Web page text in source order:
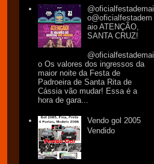
@oficialfestademai
o@oficialfestadem
aio ATENÇÃO,
SANTA CRUZ!
@oficialfestademai
o Os valores dos ingressos da
maior noite da Festa de
Padroeira de Santa Rita de
Cássia vão mudar! Essa é a
hora de gara...
Vendo gol 2005
Vendido